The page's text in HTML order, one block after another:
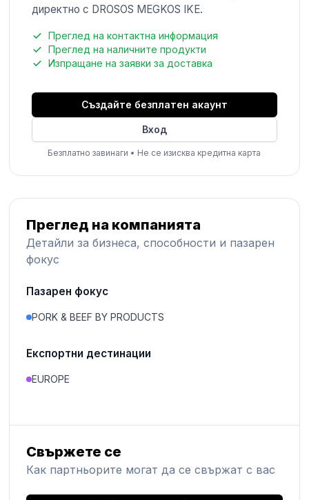
директно с DROSOS MEGKOS IKE.
Преглед на контактна информация
Преглед на наличните продукти
Изпращане на заявки за доставка
Създайте безплатен акаунт
Вход
Безплатно завинаги • Не се изисква кредитна карта
Преглед на компанията
Детайли за бизнеса, способности и пазарен
фокус
Пазарен фокус
PORK & BEEF BY PRODUCTS
Експортни дестинации
EUROPE
Свържете се
Как партньорите могат да се свържат с вас